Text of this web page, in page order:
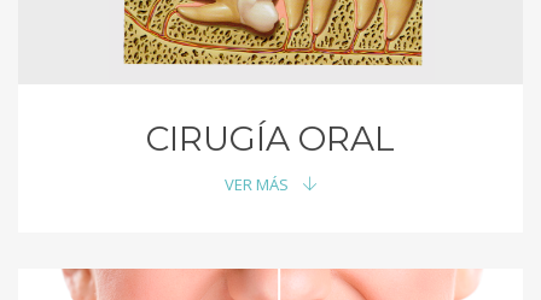
CIRUGÍA ORAL
VER MÁS